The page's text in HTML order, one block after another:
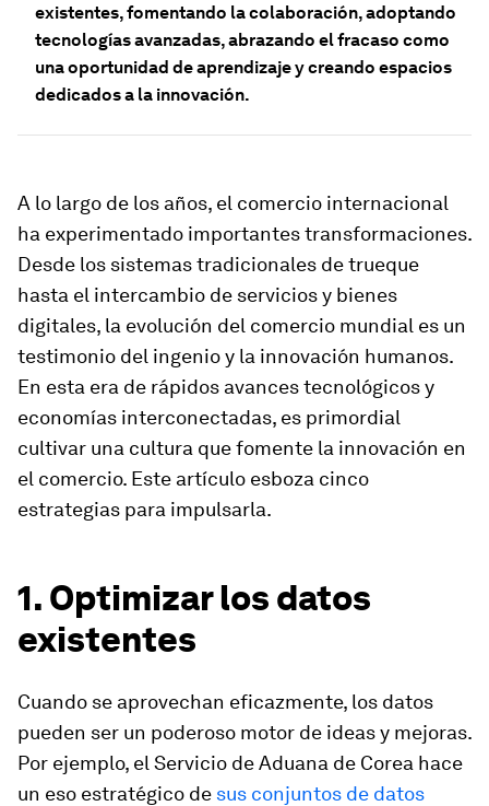
existentes, fomentando la colaboración, adoptando
tecnologías avanzadas, abrazando el fracaso como
una oportunidad de aprendizaje y creando espacios
dedicados a la innovación.
A lo largo de los años, el comercio internacional
ha experimentado importantes transformaciones.
Desde los sistemas tradicionales de trueque
hasta el intercambio de servicios y bienes
digitales, la evolución del comercio mundial es un
testimonio del ingenio y la innovación humanos.
En esta era de rápidos avances tecnológicos y
economías interconectadas, es primordial
cultivar una cultura que fomente la innovación en
el comercio. Este artículo esboza cinco
estrategias para impulsarla.
1. Optimizar los datos
existentes
Cuando se aprovechan eficazmente, los datos
pueden ser un poderoso motor de ideas y mejoras.
Por ejemplo, el Servicio de Aduana de Corea hace
un eso estratégico de sus conjuntos de datos